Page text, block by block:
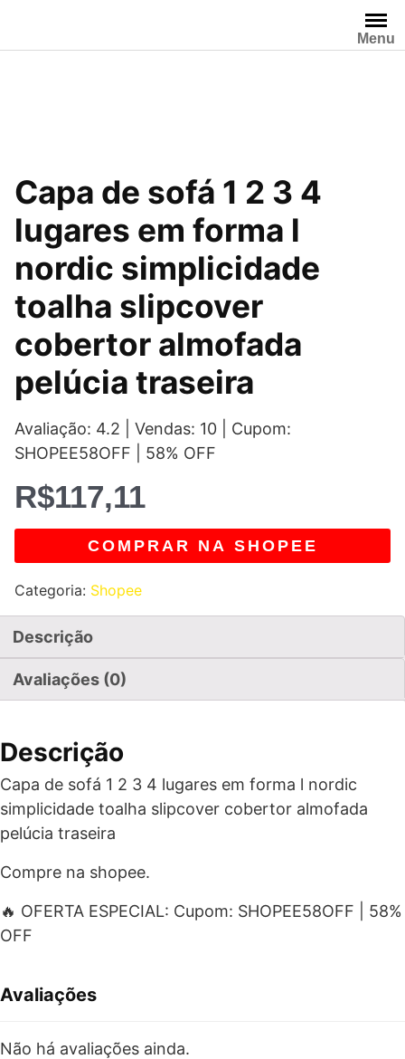
o
Menu
Capa de sofá 1 2 3 4
lugares em forma l
nordic simplicidade
toalha slipcover
cobertor almofada
pelúcia traseira
Avaliação: 4.2 | Vendas: 10 | Cupom:
SHOPEE58OFF | 58% OFF
R$117,11
COMPRAR NA SHOPEE
Categoria: Shopee
Descrição
Avaliações (0)
Descrição
Capa de sofá 1 2 3 4 lugares em forma l nordic
simplicidade toalha slipcover cobertor almofada
pelúcia traseira
Compre na shopee.
🔥 OFERTA ESPECIAL: Cupom: SHOPEE58OFF | 58%
OFF
Avaliações
Não há avaliações ainda.